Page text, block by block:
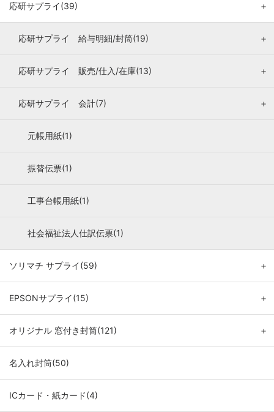
応研サプライ(39) ＋
応研サプライ 給与明細/封筒(19) ＋
応研サプライ 販売/仕入/在庫(13) ＋
応研サプライ 会計(7) ＋
元帳用紙(1)
振替伝票(1)
工事台帳用紙(1)
社会福祉法人仕訳伝票(1)
ソリマチ サプライ(59) ＋
EPSONサプライ(15) ＋
オリジナル 窓付き封筒(121) ＋
名入れ封筒(50)
ICカード・紙カード(4)